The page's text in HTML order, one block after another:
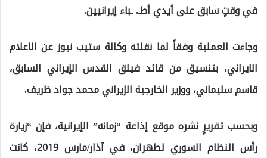
في وقتٍ سابق على أيدي أطـ. ـباء إيرانيين.
وجاءت العملية وفقاً لما نقلته وكالة ستيب نيوز عن الاعلام
الايراني، بتنسيق من قائد فيلق القدس الإيراني السابق،
قاسم سليماني، ووزير الخارجية الإيراني محمد جواد ظريف.
وبحسب تقريرٍ نشره موقع إذاعة “زمانه” الإيرانية، فإن “زيارة
رأس النظام السوري لطهران، في آذار/مارس 2019، كانت